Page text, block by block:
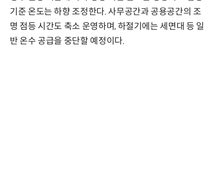
기준 온도는 하향 조정한다. 사무공간과 공용공간의 조
명 점등 시간도 축소 운영하며, 하절기에는 세면대 등 일
반 온수 공급을 중단할 예정이다.